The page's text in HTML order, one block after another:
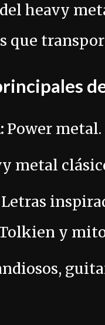
heavy
que
Power metal.
metal
Letras
Tolkien y